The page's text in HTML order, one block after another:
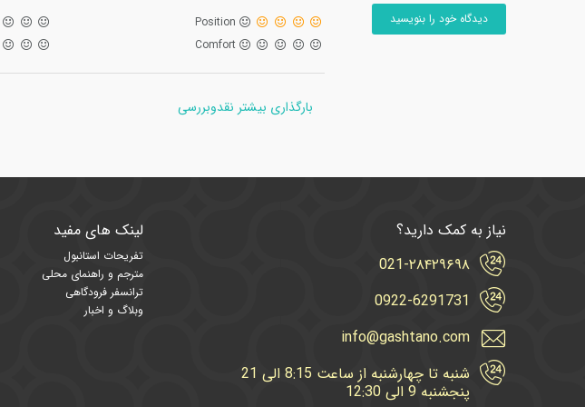
دیدگاه خود را بنویسید
Position
Comfort
بارگذاری بیشتر نقدوبررسی
نیاز به کمک دارید؟
021-۲۸۴۲۹۶۹۸
0922-6291731
info@gashtano.com
شنبه تا چهارشنبه از ساعت 8:15 الی 21
پنجشنبه 9 الی 12:30
لینک های مفید
تفریحات استانبول
مترجم و راهنمای محلی
ترانسفر فرودگاهی
وبلاگ و اخبار